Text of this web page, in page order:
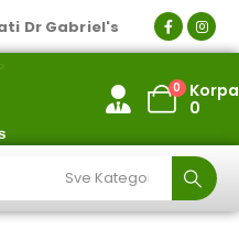
Dr Gabriel's
0
Korpa
0